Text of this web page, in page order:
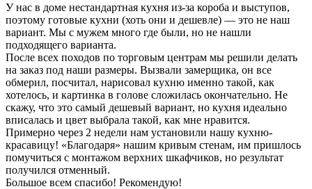
У нас в доме нестандартная кухня из-за короба и выступов,
поэтому готовые кухни (хоть они и дешевле) — это не наш
вариант. Мы с мужем много где были, но не нашли
подходящего варианта.
После всех походов по торговым центрам мы решили делать
на заказ под наши размеры. Вызвали замерщика, он все
обмерил, посчитал, нарисовал кухню именно такой, как
хотелось, и картинка в голове сложилась окончательно. Не
скажу, что это самый дешевый вариант, но кухня идеально
вписалась и цвет выбрала такой, как мне нравится.
Примерно через 2 недели нам установили нашу кухню-
красавицу! «Благодаря» нашим кривым стенам, им пришлось
помучиться с монтажом верхних шкафчиков, но результат
получился отменный.
Большое всем спасибо! Рекомендую!